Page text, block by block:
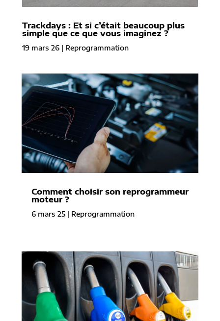
Trackdays : Et si c’était beaucoup plus
simple que ce que vous imaginez ?
19 mars 26| Reprogrammation
Comment choisir son reprogrammeur
moteur ?
6 mars 25| Reprogrammation